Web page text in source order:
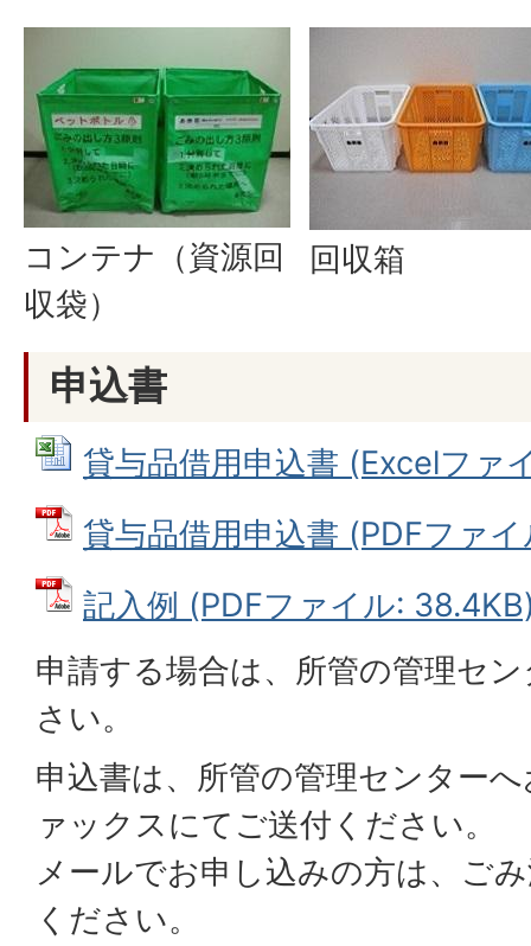
コンテナ（資源回
収袋）
回収箱
申込書
貸与品借用申込書 (Excelファ
貸与品借用申込書 (PDFファ
記入例 (PDFファイル:
申請する場合は、所管の管理セ
さい。
申込書は、所管の管理センター
ァックスにてご送付ください。
メールでお申し込みの方は、ご
ください。